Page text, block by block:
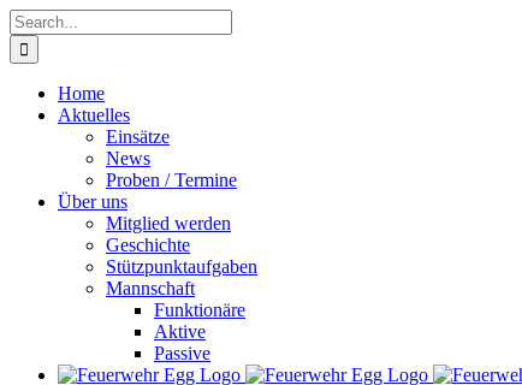
Skip
to
content
Search
for:
Home
Aktuelles
Einsätze
News
Proben / Termine
Über uns
Mitglied werden
Geschichte
Stützpunktaufgaben
Mannschaft
Funktionäre
Aktive
Passive